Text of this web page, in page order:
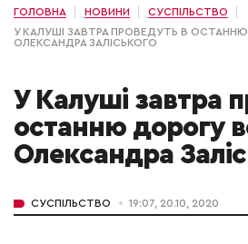
ГОЛОВНА НОВИНИ
СУСПІЛЬСТВО
У КАЛУШІ ЗАВТРА ПРОВЕДУТЬ В
ОЛЕКСАНДРА ЗАЛІСЬКОГО
У Калуші завтра
останню дорогу
Олександра
СУСПІЛЬСТВО 19:07, 20.10, 2020